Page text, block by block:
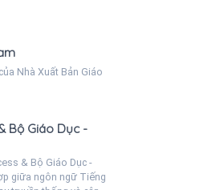
Nhà Xuất Bản Giáo
Bộ Giáo Dục -
& Bộ Giáo Dục -
giữa ngôn ngữ Tiếng